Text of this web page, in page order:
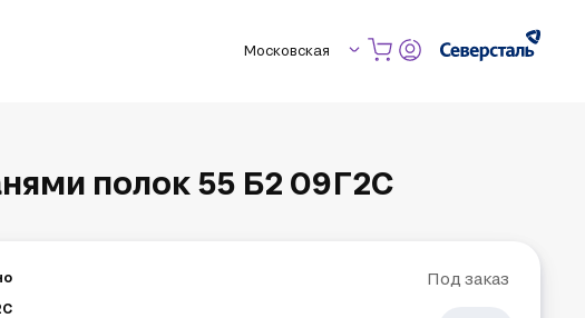
Московская
полок 55 Б2 09Г2С
Под заказ